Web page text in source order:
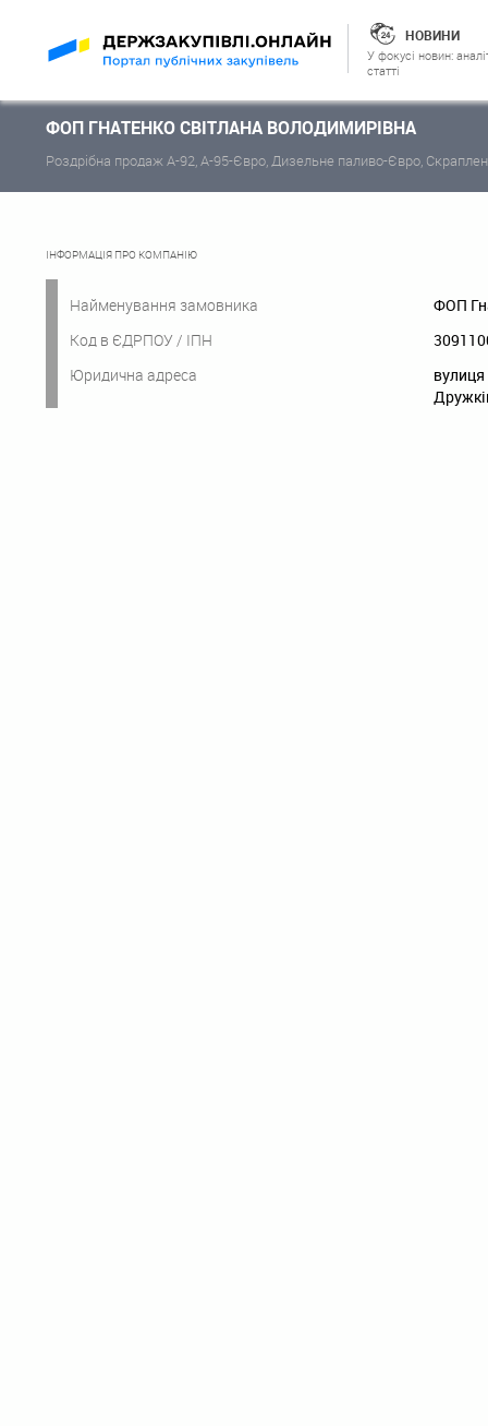
НОВИНИ
У фокусі новин:
статті
ФОП ГНАТЕНКО СВІТЛАНА ВОЛОДИМИРІВНА
Роздрібна продаж А-92, А-95-Євро, Дизельне паливо-Євро,
ІНФОРМАЦІЯ ПРО КОМПАНІЮ
Найменування замовника
ФОП
Код в ЄДРПОУ / ІПН
Юридична адреса
вулиця